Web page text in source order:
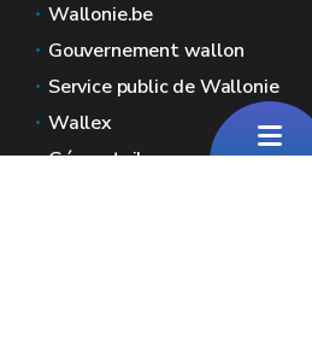
Wallonie.be
Gouvernement wallon
Service public de Wallonie
Wallex
Géoportail